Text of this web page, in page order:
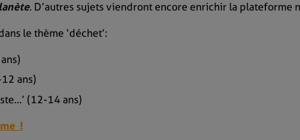
. D’autres sujets viendront encore enrichir la plateforme
le thème ‘déchet’:
12 ans)
(12-14 ans)
!